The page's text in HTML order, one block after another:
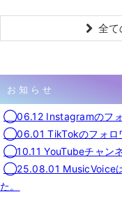
全て
お知らせ
◯06.12 Instagramのフォ
◯06.01 TikTokのフォロ
◯10.11 YouTubeチャン
◯25.08.01 MusicVoiceは
た。